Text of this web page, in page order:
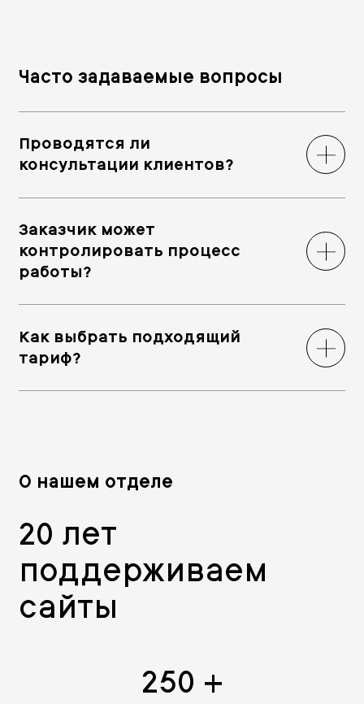
Часто задаваемые вопросы
Проводятся ли
консультации клиентов?
Заказчик может
контролировать процесс
работы?
Как выбрать подходящий
тариф?
О нашем отделе
20 лет
поддерживаем
сайты
250 +